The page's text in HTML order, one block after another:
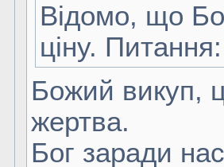
Відомо, що
ціну.
Божий викуп,
жертва.
Бог заради